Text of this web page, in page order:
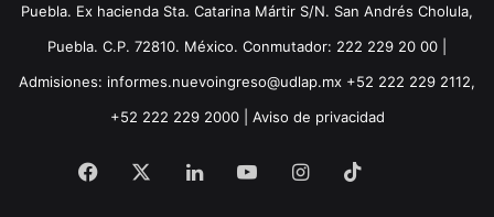
Puebla. Ex hacienda Sta. Catarina Mártir S/N. San Andrés Cholula,
Puebla. C.P. 72810. México. Conmutador: 222 229 20 00 |
Admisiones: informes.nuevoingreso@udlap.mx +52 222 229 2112,
+52 222 229 2000 | Aviso de privacidad
Facebook LinkedInYouTubeInstagram